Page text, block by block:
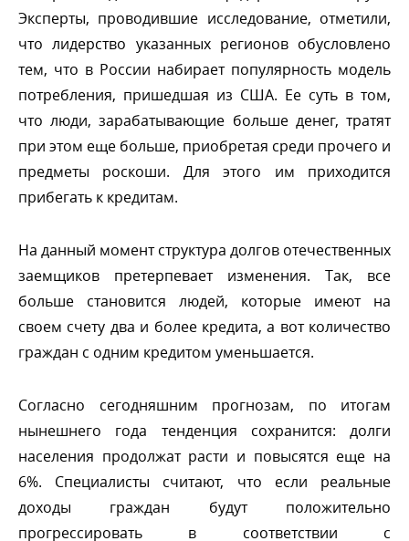
Эксперты, проводившие исследование, отметили,
что лидерство указанных регионов обусловлено
тем, что в России набирает популярность модель
потребления, пришедшая из США. Ее суть в том,
что люди, зарабатывающие больше денег, тратят
при этом еще больше, приобретая среди прочего и
предметы роскоши. Для этого им приходится
прибегать к кредитам.
На данный момент структура долгов отечественных
заемщиков претерпевает изменения. Так, все
ольше становится людей, которые имеют на
своем счету два и более кредита, а вот количество
раждан с одним кредитом уменьшается.
Согласно сегодняшним прогнозам, по итогам
нынешнего года тенденция сохранится: долги
населения продолжат расти и повысятся еще на
6%. Специалисты считают, что если реальные
доходы граждан будут положительно
прогрессировать в соответствии с